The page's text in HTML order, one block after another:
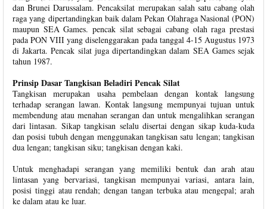
dan Brunei Darussalam. Pencaksilat merupakan salah satu cabang olah
raga yang dipertandingkan baik dalam Pekan Olahraga Nasional (PON)
maupun SEA Games. pencak silat sebagai cabang olah raga prestasi
pada PON VIII yang diselenggarakan pada tanggal 4-15 Augustus 1973
di Jakarta. Pencak silat juga dipertandingkan dalam SEA Games sejak
tahun 1987.
Prinsip Dasar Tangkisan Beladiri Pencak Silat
Tangkisan merupakan usaha pembelaan dengan kontak langsung
terhadap serangan lawan. Kontak langsung mempunyai tujuan untuk
membendung atau menahan serangan dan untuk mengalihkan serangan
dari lintasan. Sikap tangkisan selalu disertai dengan sikap kuda-kuda
dan posisi tubuh dengan menggunakan tangkisan satu lengan; tangkisan
dua lengan; tangkisan siku; tangkisan dengan kaki.
Untuk menghadapi serangan yang memiliki bentuk dan arah atau
lintasan yang bervariasi, tangkisan mempunyai variasi, antara lain,
posisi tinggi atau rendah; dengan tangan terbuka atau mengepal; arah
ke dalam atau ke luar.